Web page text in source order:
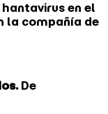
en el
la compañía de
De